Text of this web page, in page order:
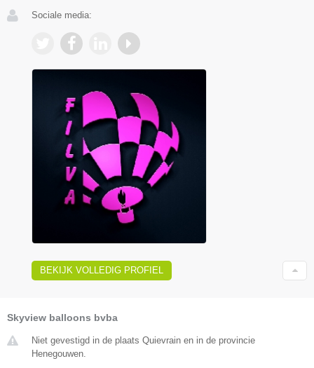
Sociale media:
BEKIJK VOLLEDIG PROFIEL
Skyview balloons bvba
Niet gevestigd in de plaats Quievrain en in de provincie
Henegouwen.